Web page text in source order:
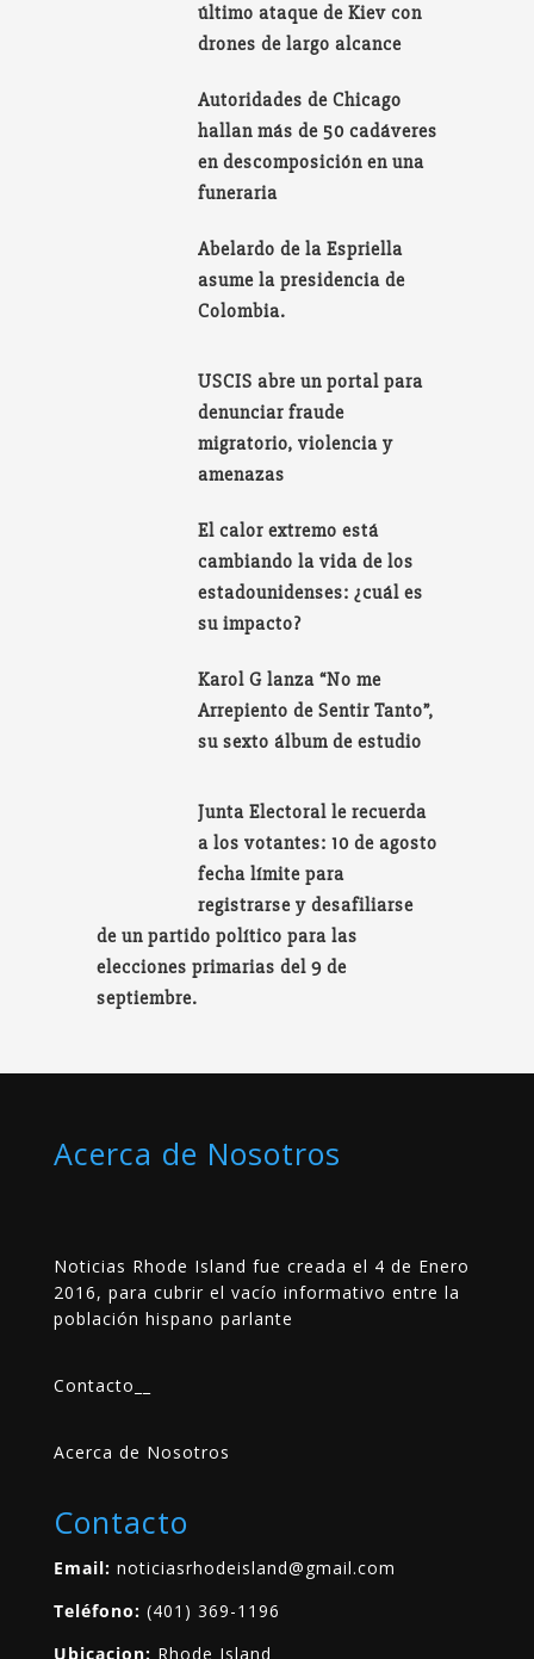
último ataque de Kiev con
drones de largo alcance
Autoridades de Chicago
hallan más de 50 cadáveres
en descomposición en una
funeraria
Abelardo de la Espriella
asume la presidencia de
Colombia.
USCIS abre un portal para
denunciar fraude
migratorio, violencia y
amenazas
El calor extremo está
cambiando la vida de los
estadounidenses: ¿cuál es
su impacto?
Karol G lanza “No me
Arrepiento de Sentir Tanto”,
su sexto álbum de estudio
Junta Electoral le recuerda
a los votantes: 10 de agosto
fecha límite para
registrarse y desafiliarse
de un partido político para las
elecciones primarias del 9 de
septiembre.
Acerca de Nosotros
Noticias Rhode Island fue creada el 4 de Enero
2016, para cubrir el vacío informativo entre la
población hispano parlante
Contacto
Acerca de Nosotros
Contacto
Email: noticiasrhodeisland@gmail.com
Teléfono: (401) 369-1196
Ubicacion: Rhode Island